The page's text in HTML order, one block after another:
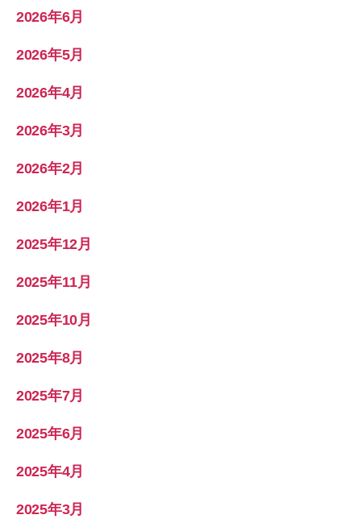
2026年6月
2026年5月
2026年4月
2026年3月
2026年2月
2026年1月
2025年12月
2025年11月
2025年10月
2025年8月
2025年7月
2025年6月
2025年4月
2025年3月